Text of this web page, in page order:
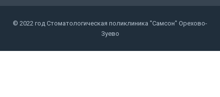
© 2022 год Стоматологическая поликлиника "Самсон" Орехово-
Зуево